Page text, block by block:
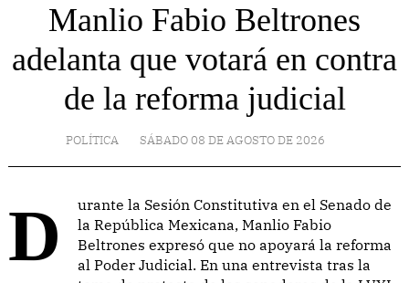
Manlio Fabio Beltrones
adelanta que votará en contra
de la reforma judicial
POLÍTICA SÁBADO 08 DE AGOSTO DE 2026
Durante la Sesión Constitutiva en el Senado de
la República Mexicana, Manlio Fabio
Beltrones expresó que no apoyará la reforma
al Poder Judicial. En una entrevista tras la